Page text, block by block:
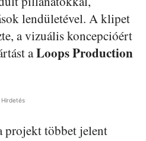
lendületével. A klipet
a vizuális koncepcióért
aLoops Production
Hirdetés
projekt többet jelent